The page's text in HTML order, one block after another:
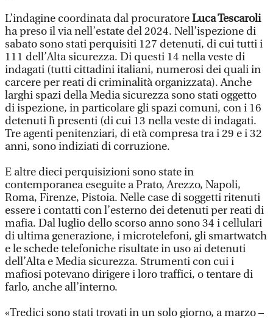
L’indagine coordinata dal procuratoreLuca Tescaroli
ha preso il via nell’estate del 2024. Nell’ispezione di
sabato sono stati perquisiti 127 detenuti, di cui tutti i
111 dell’Alta sicurezza. Di questi 14 nella veste di
indagati (tutti cittadini italiani, numerosi dei quali in
carcere per reati di criminalità organizzata). Anche
larghi spazi della Media sicurezza sono stati oggetto
di ispezione, in particolare gli spazi comuni, con i 16
detenuti lì presenti (di cui 13 nella veste di indagati.
Tre agenti penitenziari, di età compresa tra i 29 e i 32
anni, sono indiziati di corruzione.
E altre dieci perquisizioni sono state in
contemporanea eseguite a Prato, Arezzo, Napoli,
Roma, Firenze, Pistoia. Nelle case di soggetti ritenuti
essere i contatti con l’esterno dei detenuti per reati di
mafia. Dal luglio dello scorso anno sono 34 i cellulari
di ultima generazione, i microtelefoni, gli smartwatch
e le schede telefoniche risultate in uso ai detenuti
dell’Alta e Media sicurezza. Strumenti con cui i
mafiosi potevano dirigere i loro traffici, o tentare di
farlo, anche all’interno.
«Tredici sono stati trovati in un solo giorno, a marzo –